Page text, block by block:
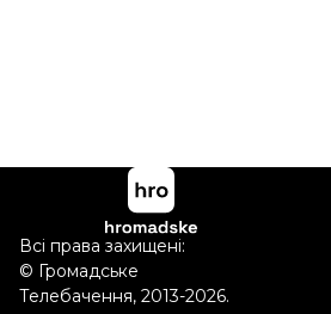
Всі права захищені:
© Громадське
Телебачення, 2013-2026.